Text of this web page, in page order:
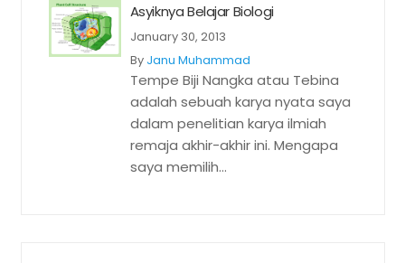
Asyiknya Belajar Biologi
January 30, 2013
By Janu Muhammad
Tempe Biji Nangka atau Tebina
adalah sebuah karya nyata saya
dalam penelitian karya ilmiah
remaja akhir-akhir ini. Mengapa
saya memilih...